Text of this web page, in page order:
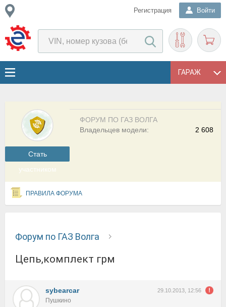
Регистрация Войти
ГАРАЖ
Cтать
участником
ФОРУМ ПО ГАЗ ВОЛГА
2 608
Владельцев модели:
ПРАВИЛА ФОРУМА
Форум по ГАЗ Волга
цепь,комплект грм
sybearcar 29.10.2013, 12:56
Пушкино